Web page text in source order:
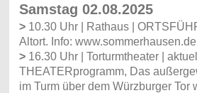
Samstag 02.08.2025
> 10.30 Uhr | Rathaus |
Altort. Info: www.sommerhausen.de
> 16.30 Uhr | Torturmtheater |
THEATERprogramm, Das
im Turm über dem Würzburger Tor